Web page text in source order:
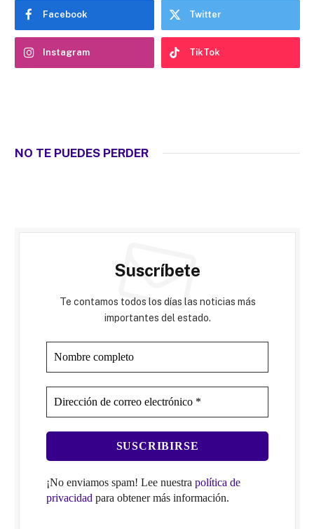
Facebook Twitter
Instagram TikTok
NO TE PUEDES PERDER
Suscríbete
Te contamos todos los días las noticias más
importantes del estado.
¡No enviamos spam! Lee nuestra política de
privacidad para obtener más información.